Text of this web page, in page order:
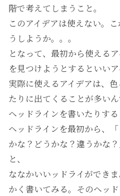
階で考えてしまうこと。
このアイデアは使えない。
うしようか。。。
となって、最初から使える
を見つけようとするといい
実際に使えるアイデアは、
たりに出てくることが多いん
ヘッドラインを書いたりする
ヘッドラインを最初から、
かな？どうかな？違うかな
と、
ななかいいッドライができ
かく書いてみる。そのヘッ